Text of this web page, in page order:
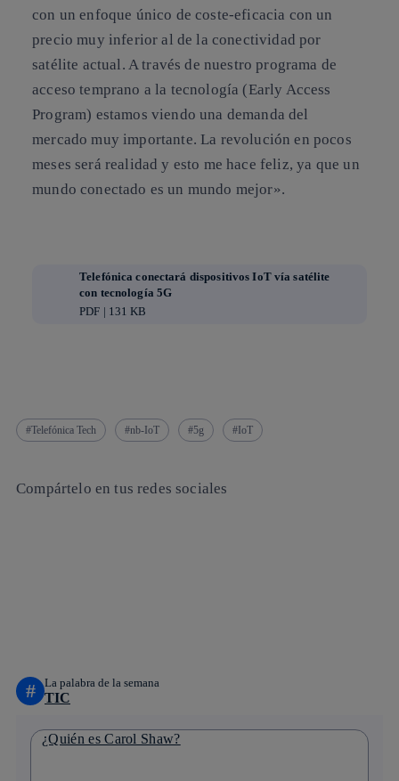
con un enfoque único de coste-eficacia con un
precio muy inferior al de la conectividad por
satélite actual. A través de nuestro programa de
acceso temprano a la tecnología (Early Access
Program) estamos viendo una demanda del
mercado muy importante. La revolución en pocos
meses será realidad y esto me hace feliz, ya que un
mundo conectado es un mundo mejor».
Telefónica conectará dispositivos IoT vía satélite
con tecnología 5G
PDF | 131 KB
Telefónica Tech nb-IoT 5g IoT
Compártelo en tus redes sociales
# La palabra de la semana
TIC
¿Quién es Carol Shaw?